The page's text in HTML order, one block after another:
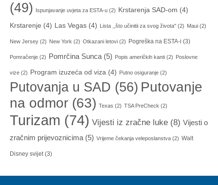
(49)
Ispunjavanje uvjeta za ESTA-u (2) Krstarenja SAD-om (4)
Krstarenje (4) Las Vegas (4) Lista ,,što učinitii za svog života" (2) Maui (2)
New Jersey (2) New York (2) Otkazani letovi (2) Pogreška na ESTA-i (3)
Pomračenje (2) Pomrčina Sunca(5) Popis američkih kanti (2) Poslovne
vize (2) Program izuzeća od viza (4) Putno osiguranje (2)
Putovanja u SAD (56) Putovanje
na odmor (63) Texas (2) TSA PreCheck (2)
Turizam (74) Vijesti iz zračne luke (8) Vijesti o
zračnim prijevoznicima(5) Vrijeme čekanja veleposlanstva (2) Walt
Disney svijet(3)